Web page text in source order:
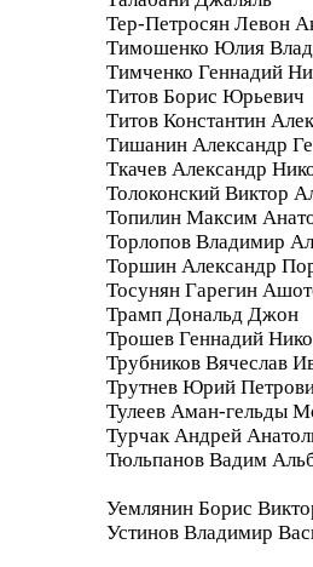
Тер-Петросян Левон
Тимошенко Юлия
Тимченко Геннадий
Титов Борис Юрьевич
Титов Константин
Тишанин Александр
Ткачев Александр
Толоконский Виктор
Топилин Максим
Торлопов Владимир
Торшин Александр
Тосунян Гарегин
Трамп Дональд Джон
Трошев Геннадий
Трубников Вячеслав
Трутнев Юрий
Тулеев Аман-гельды
Турчак Андрей
Тюльпанов Вадим
Уемлянин Борис
Устинов Владимир